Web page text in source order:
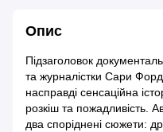
Опис
Підзаголовок
та журналістки Сари
насправді сенсаційна
розкіш та пожадливість.
два споріднені сюжети: